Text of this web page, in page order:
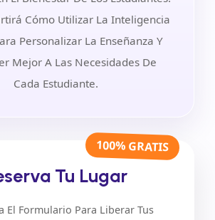
Cómo Utilizar La Inteligencia
Personalizar La Enseñanza Y
Mejor A Las Necesidades De
Cada Estudiante.
100% GRATIS
Tu Lugar
El Formulario Para Liberar Tus